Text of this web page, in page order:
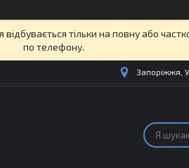
тільки на повну або
по телефону.
Запоріжжя,